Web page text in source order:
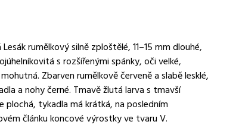
Lesák rumělkový silně zploštělé, 11–15 mm dlouhé,
s rozšířenými spánky, oči velké,
Zbarven rumělkově červeně a slabě lesklé,
a nohy černé. Tmavě žlutá larva s tmavší
plochá, tykadla má krátká, na posledním
článku koncové výrostky ve tvaru V.